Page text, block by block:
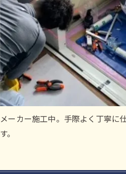
メーカー施工中。手際よく丁寧に
す。